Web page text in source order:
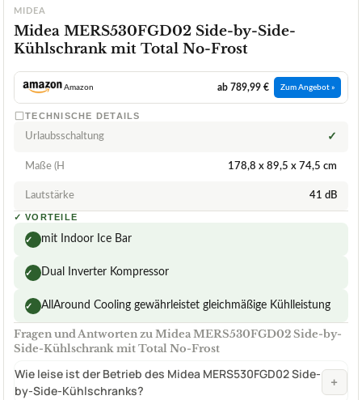
MIDEA
Midea MERS530FGD02 Side-by-Side-
Kühlschrank mit Total No-Frost
Amazon ab 789,99 € Zum Angebot »
TECHNISCHE DETAILS
Urlaubsschaltung ✓
Maße (H 178,8 x 89,5 x 74,5 cm
Lautstärke 41 dB
✓ VORTEILE
✓ mit Indoor Ice Bar
✓ Dual Inverter Kompressor
✓ AllAround Cooling gewährleistet gleichmäßige Kühlleistung
Fragen und Antworten zu Midea MERS530FGD02 Side-by-
Side-Kühlschrank mit Total No-Frost
Wie leise ist der Betrieb des Midea MERS530FGD02 Side-
by-Side-Kühlschranks?
+